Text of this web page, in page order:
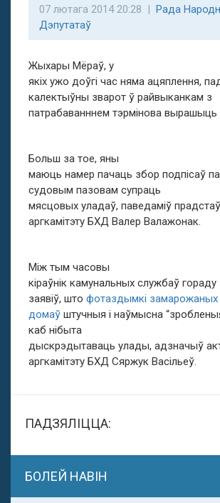
07 лютага 2014 20:28 | Рада
Дэпутатаў
Жыхары Мёраў, у
якіх ужо доўгі час няма ацяплення,
калектыўны зварот ў райвыканкам з
патрабаванннем тэрмінова вырашыць
Больш за тое, яны
маюць намер пачаць збор подпісаў
судовым пазовам супраць
мясцовых уладаў, паведаміў
аргкамітэту БХД Валер Валажонак.
Між тым часовы
кіраўнік камунальных службаў
заявіў, што фотаздымкі замарожаных
домаў штучныя і наўмысна
каб нібыта
дыскрэдытаваць улады, адзначыў
аргкамітэту БХД Сяржук Васільеў.
ПАДЗЯЛІЦЦА:
БОЛЕЙ НАВІН